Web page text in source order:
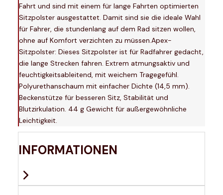
Fahrt und sind mit einem für lange Fahrten optimierten
Sitzpolster ausgestattet. Damit sind sie die ideale Wahl
für Fahrer, die stundenlang auf dem Rad sitzen wollen,
ohne auf Komfort verzichten zu müssen.Apex-
Sitzpolster: Dieses Sitzpolster ist für Radfahrer gedacht,
die lange Strecken fahren. Extrem atmungsaktiv und
feuchtigkeitsableitend, mit weichem Tragegefühl.
Polyurethanschaum mit einfacher Dichte (14,5 mm).
Beckenstütze für besseren Sitz, Stabilität und
Blutzirkulation. 44 g Gewicht für außergewöhnliche
Leichtigkeit.
INFORMATIONEN